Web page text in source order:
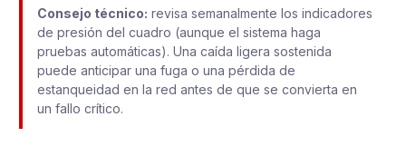
Consejo técnico: revisa semanalmente los indicadores
de presión del cuadro (aunque el sistema haga
pruebas automáticas). Una caída ligera sostenida
puede anticipar una fuga o una pérdida de
estanqueidad en la red antes de que se convierta en
un fallo crítico.